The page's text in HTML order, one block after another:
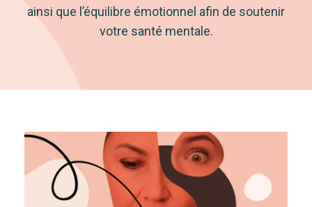
ainsi que l’équilibre émotionnel afin de soutenir
votre santé mentale.